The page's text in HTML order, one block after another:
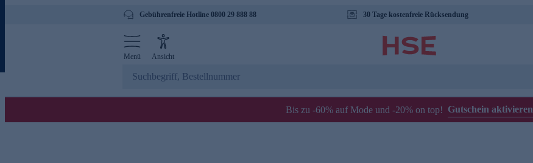
Gebührenfreie Hotline 0800 29 888 88 30 Tage kostenfreie Rücksendung
Menü Ansicht
Bis zu -60% auf Mode und -20% on top! Gutschein aktivieren